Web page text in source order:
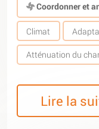
Coordonner et
Climat
Atténuation du
Lire la